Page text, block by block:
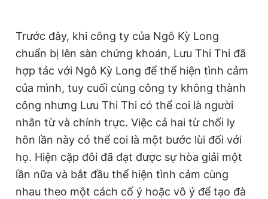
Trước đây, khi công ty của Ngô Kỳ Long
chuẩn bị lên sàn chứng khoán, Lưu Thi Thi đã
hợp tác với Ngô Kỳ Long để thể hiện tình cảm
của mình, tuy cuối cùng công ty không thành
công nhưng Lưu Thi Thi có thể coi là người
nhân từ và chính trực. Việc cả hai từ chối ly
hôn lần này có thể coi là một bước lùi đối với
họ. Hiện cặp đôi đã đạt được sự hòa giải một
lần nữa và bắt đầu thể hiện tình cảm cùng
nhau theo một cách cố ý hoặc vô ý để tạo đà